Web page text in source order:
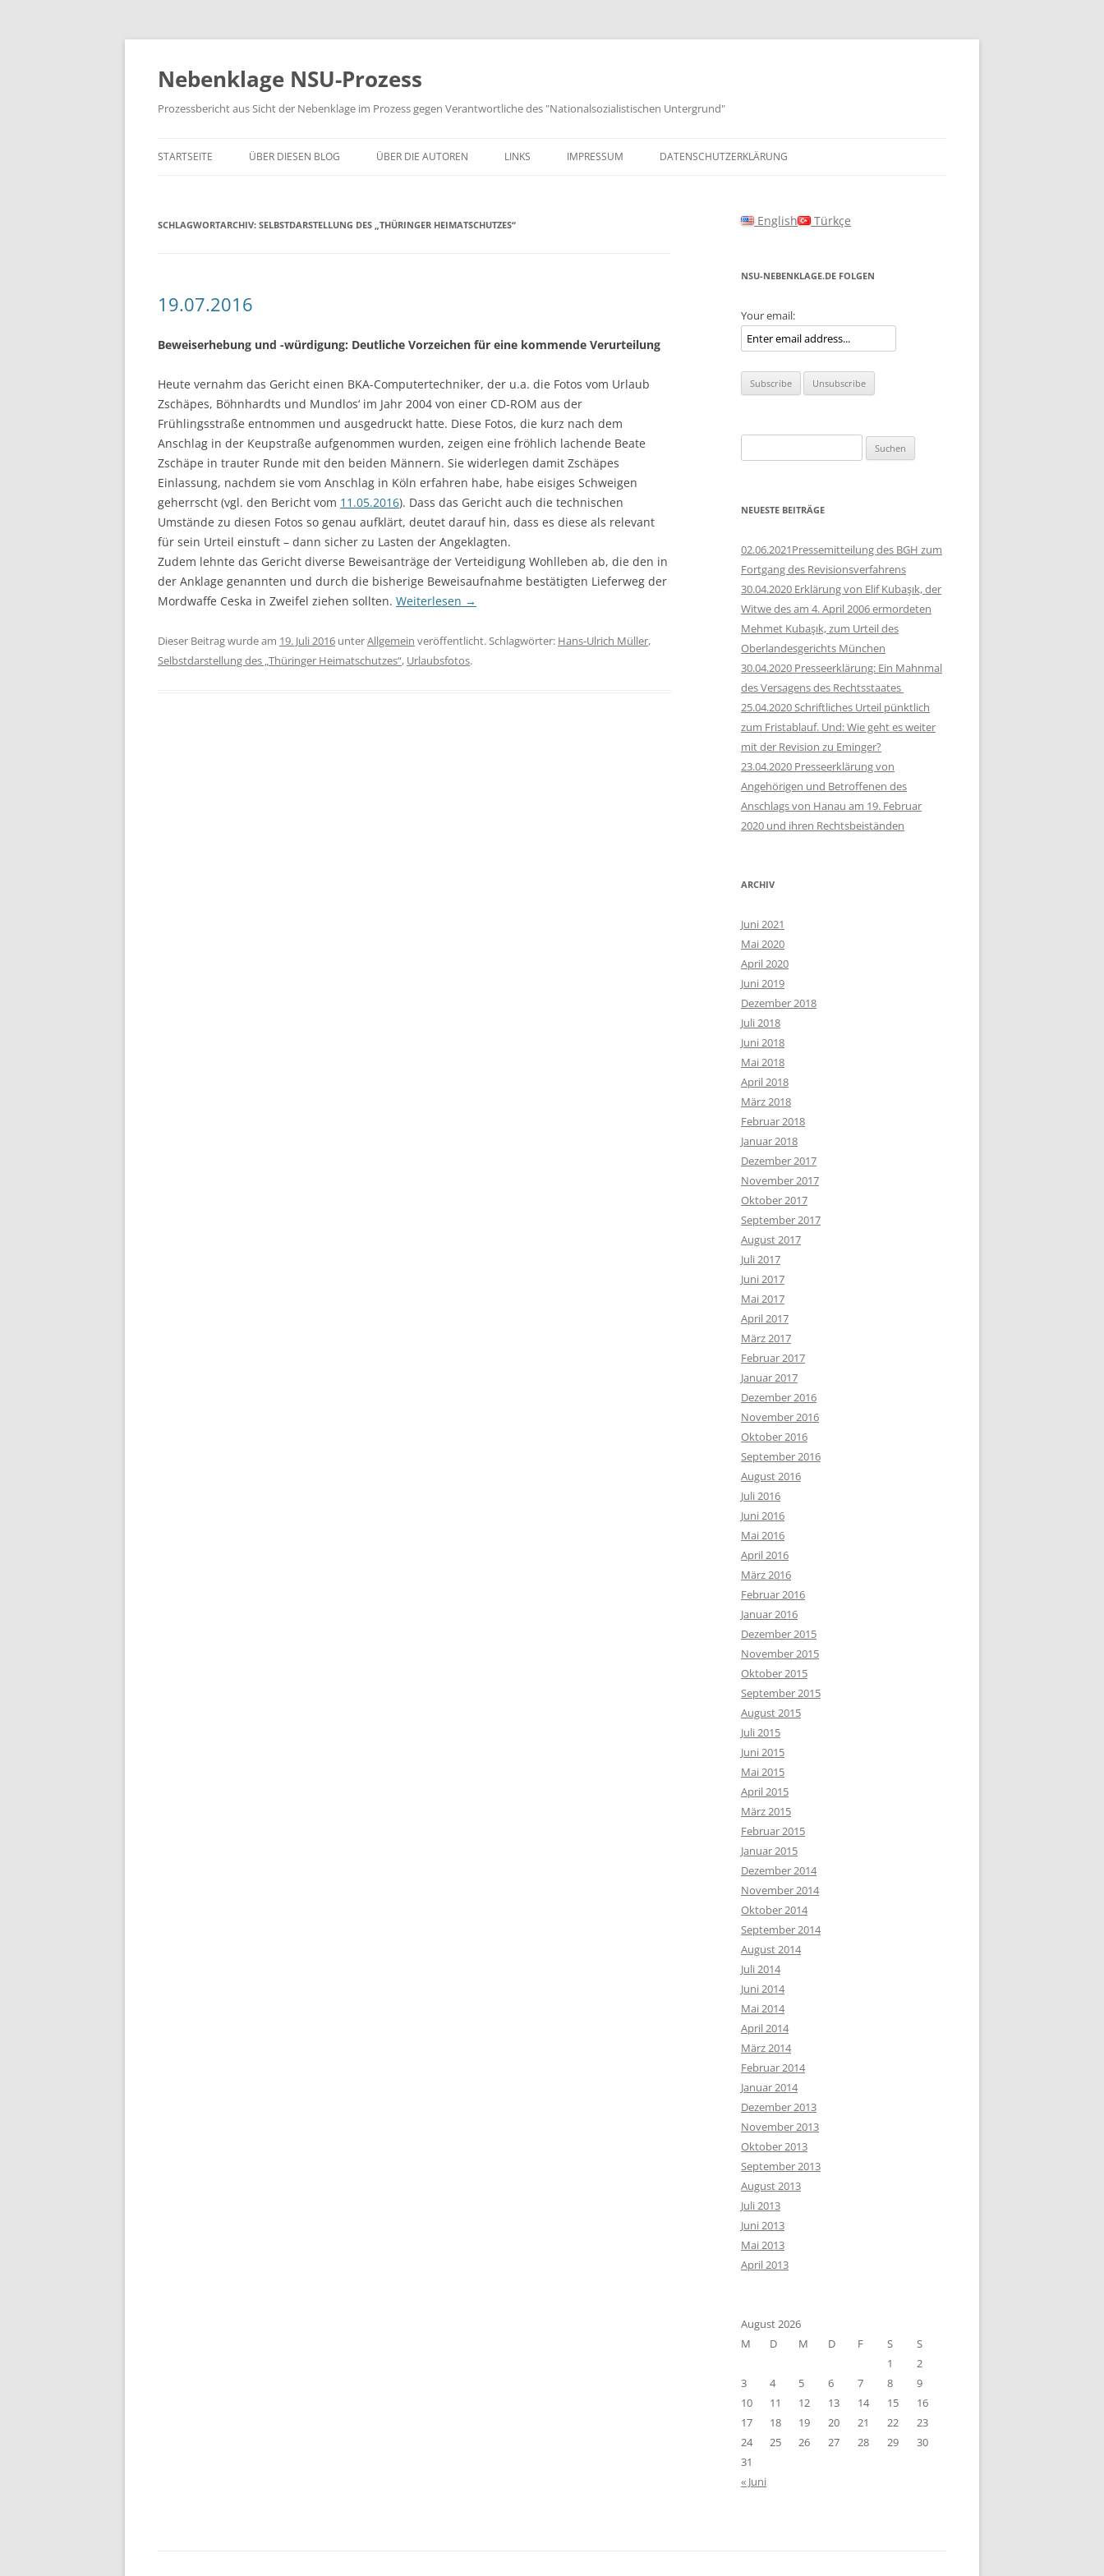
Zum
springen
Nebenklage NSU-Prozess
Prozessbericht aus Sicht der Nebenklage im Prozess gegen Verantwortliche des "Nationalsozialistischen Untergrund"
STARTSEITE ÜBER DIESEN BLOG ÜBER DIE AUTOREN LINKS IMPRESSUM DATENSCHUTZERKLÄRUNG
SCHLAGWORTARCHIV: SELBSTDARSTELLUNG DES „THÜRINGER HEIMATSCHUTZES“
19.07.2016
Beweiserhebung und -würdigung: Deutliche Vorzeichen für eine kommende Verurteilung
Heute vernahm das Gericht einen BKA-Computertechniker, der u.a. die Fotos vom Urlaub
Zschäpes, Böhnhardts und Mundlos‘ im Jahr 2004 von einer CD-ROM aus der
Frühlingsstraße entnommen und ausgedruckt hatte. Diese Fotos, die kurz nach dem
Anschlag in der Keupstraße aufgenommen wurden, zeigen eine fröhlich lachende Beate
Zschäpe in trauter Runde mit den beiden Männern. Sie widerlegen damit Zschäpes
Einlassung, nachdem sie vom Anschlag in Köln erfahren habe, habe eisiges Schweigen
geherrscht (vgl. den Bericht vom 11.05.2016). Dass das Gericht auch die technischen
Umstände zu diesen Fotos so genau aufklärt, deutet darauf hin, dass es diese als relevant
für sein Urteil einstuft – dann sicher zu Lasten der Angeklagten.
Zudem lehnte das Gericht diverse Beweisanträge der Verteidigung Wohlleben ab, die den in
der Anklage genannten und durch die bisherige Beweisaufnahme bestätigten Lieferweg der
Mordwaffe Ceska in Zweifel ziehen sollten. Weiterlesen →
Dieser Beitrag wurde am 19. Juli 2016 unterAllgemein veröffentlicht. Schlagwörter: Hans-Ulrich Müller,
Selbstdarstellung des „Thüringer Heimatschutzes“, Urlaubsfotos.
English Türkçe
NSU-NEBENKLAGE.DE FOLGEN
Your email:
nach:
NEUESTE BEITRÄGE
02.06.2021Pressemitteilung des BGH zum
Fortgang des Revisionsverfahrens
30.04.2020 Erklärung von Elif Kubaşık, der
Witwe des am 4. April 2006 ermordeten
Mehmet Kubaşık, zum Urteil des
Oberlandesgerichts München
30.04.2020 Presseerklärung: Ein Mahnmal
des Versagens des Rechtsstaates
25.04.2020 Schriftliches Urteil pünktlich
zum Fristablauf. Und: Wie geht es weiter
mit der Revision zu Eminger?
23.04.2020 Presseerklärung von
Angehörigen und Betroffenen des
Anschlags von Hanau am 19. Februar
2020 und ihren Rechtsbeiständen
ARCHIV
Juni 2021
Mai 2020
April 2020
Juni 2019
Dezember 2018
Juli 2018
Juni 2018
Mai 2018
April 2018
März 2018
Februar 2018
Januar 2018
Dezember 2017
November 2017
Oktober 2017
September 2017
August 2017
Juli 2017
Juni 2017
Mai 2017
April 2017
März 2017
Februar 2017
Januar 2017
Dezember 2016
November 2016
Oktober 2016
September 2016
August 2016
Juli 2016
Juni 2016
Mai 2016
April 2016
März 2016
Februar 2016
Januar 2016
Dezember 2015
November 2015
Oktober 2015
September 2015
August 2015
Juli 2015
Juni 2015
Mai 2015
April 2015
März 2015
Februar 2015
Januar 2015
Dezember 2014
November 2014
Oktober 2014
September 2014
August 2014
Juli 2014
Juni 2014
Mai 2014
April 2014
März 2014
Februar 2014
Januar 2014
Dezember 2013
November 2013
Oktober 2013
September 2013
August 2013
Juli 2013
Juni 2013
Mai 2013
April 2013
August 2026
M
D M D F S
S
1
2
3
4 5 6 7 8
9
10
11 12 13 14 15
16
17
18 19 20 21 22
23
24
25 26 27 28 29
30
31
« Juni